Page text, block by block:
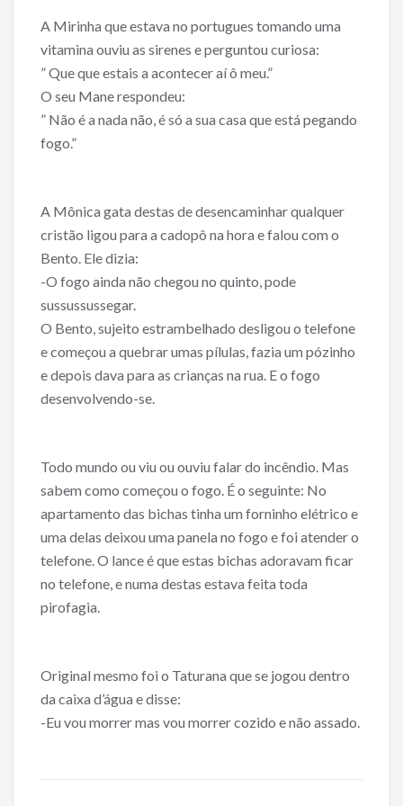
o
k
A Mirinha que estava no portugues tomando uma
vitamina ouviu as sirenes e perguntou curiosa:
” Que que estais a acontecer aí ô meu.”
O seu Mane respondeu:
” Não é a nada não, é só a sua casa que está pegando
fogo.”
A Mônica gata destas de desencaminhar qualquer
cristão ligou para a cadopô na hora e falou com o
Bento. Ele dizia:
-O fogo ainda não chegou no quinto, pode
sussussussegar.
O Bento, sujeito estrambelhado desligou o telefone
e começou a quebrar umas pílulas, fazia um pózinho
e depois dava para as crianças na rua. E o fogo
desenvolvendo-se.
Todo mundo ou viu ou ouviu falar do incêndio. Mas
sabem como começou o fogo. É o seguinte: No
apartamento das bichas tinha um forninho elétrico e
uma delas deixou uma panela no fogo e foi atender o
telefone. O lance é que estas bichas adoravam ficar
no telefone, e numa destas estava feita toda
pirofagia.
Original mesmo foi o Taturana que se jogou dentro
da caixa d’água e disse:
-Eu vou morrer mas vou morrer cozido e não assado.